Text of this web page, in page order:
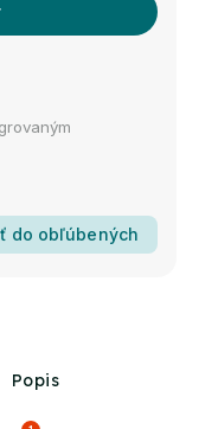
do obľúbených
Popis